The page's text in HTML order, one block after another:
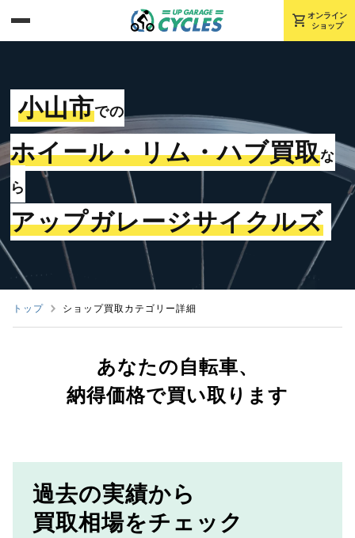
shopping_cart オンライン
ショップ
小山市での
ホイール・リム・ハブ買取な
ら
アップガレージサイクルズ
トップ ショップ買取カテゴリー詳細
あなたの自転車、
納得価格で買い取ります
過去の実績から
買取相場をチェック